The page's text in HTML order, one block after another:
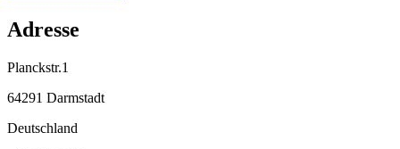
Adresse
Planckstr.1
64291 Darmstadt
Deutschland